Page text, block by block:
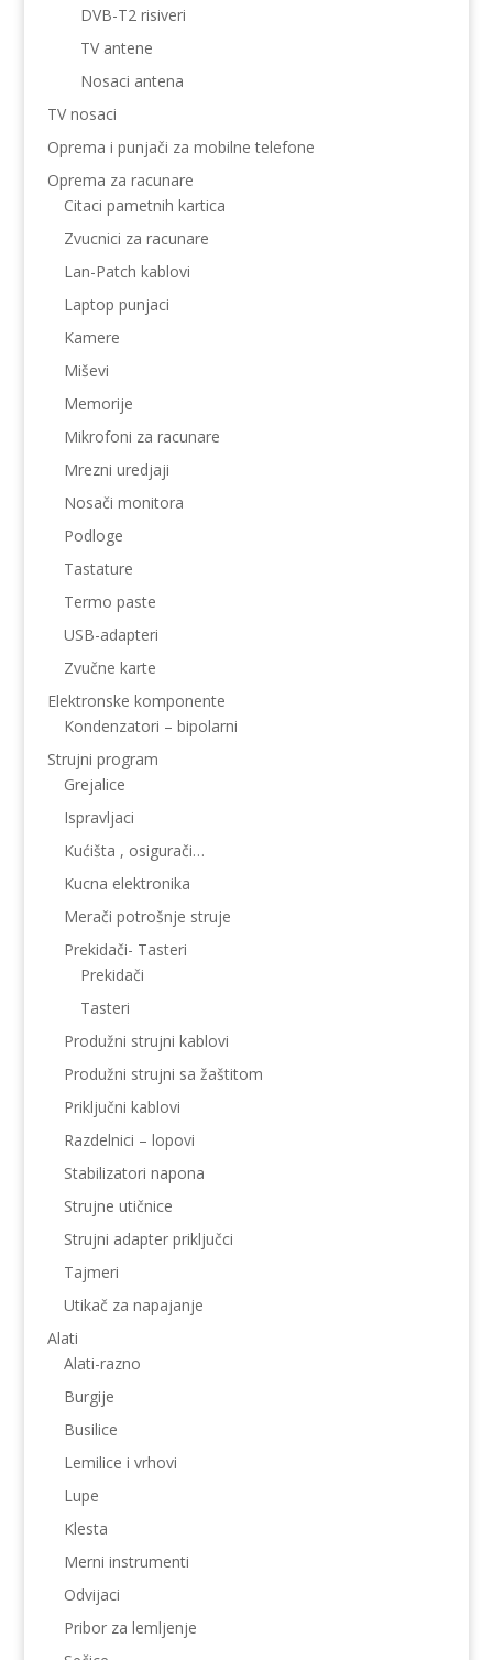
DVB-T2 risiveri
TV antene
Nosaci antena
TV nosaci
Oprema i punjači za mobilne telefone
Oprema za racunare
Citaci pametnih kartica
Zvucnici za racunare
Lan-Patch kablovi
Laptop punjaci
Kamere
Miševi
Memorije
Mikrofoni za racunare
Mrezni uredjaji
Nosači monitora
Podloge
Tastature
Termo paste
USB-adapteri
Zvučne karte
Elektronske komponente
Kondenzatori – bipolarni
Strujni program
Grejalice
Ispravljaci
Kućišta , osigurači…
Kucna elektronika
Merači potrošnje struje
Prekidači- Tasteri
Prekidači
Tasteri
Produžni strujni kablovi
Produžni strujni sa žaštitom
Priključni kablovi
Razdelnici – lopovi
Stabilizatori napona
Strujne utičnice
Strujni adapter priključci
Tajmeri
Utikač za napajanje
Alati
Alati-razno
Burgije
Busilice
Lemilice i vrhovi
Lupe
Klesta
Merni instrumenti
Odvijaci
Pribor za lemljenje